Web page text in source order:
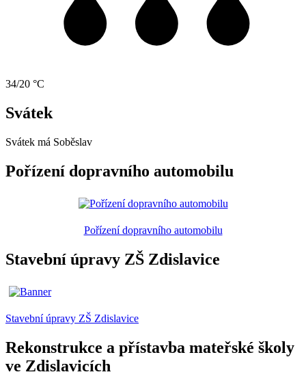
34/20 °C
Svátek
Svátek má Soběslav
Pořízení dopravního automobilu
Pořízení dopravního automobilu
Stavební úpravy ZŠ Zdislavice
Stavební úpravy ZŠ Zdislavice
Rekonstrukce a přístavba mateřské školy
ve Zdislavicích